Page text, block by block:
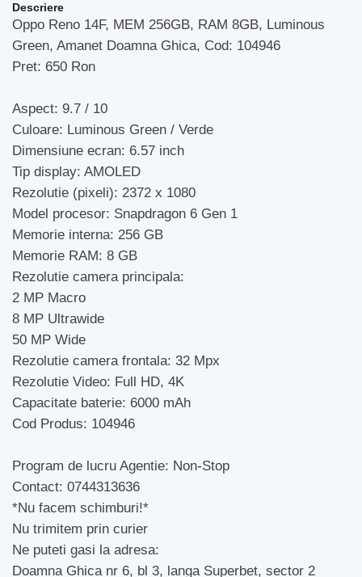
Descriere
Oppo Reno 14F, MEM 256GB, RAM 8GB, Luminous
Green, Amanet Doamna Ghica, Cod: 104946
Pret: 650 Ron
Aspect: 9.7 / 10
Culoare: Luminous Green / Verde
Dimensiune ecran: 6.57 inch
Tip display: AMOLED
Rezolutie (pixeli): 2372 x 1080
Model procesor: Snapdragon 6 Gen 1
Memorie interna: 256 GB
Memorie RAM: 8 GB
Rezolutie camera principala:
2 MP Macro
8 MP Ultrawide
50 MP Wide
Rezolutie camera frontala: 32 Mpx
Rezolutie Video: Full HD, 4K
Capacitate baterie: 6000 mAh
Cod Produs: 104946
Program de lucru Agentie: Non-Stop
Contact: 0744313636
*Nu facem schimburi!*
Nu trimitem prin curier
Ne puteti gasi la adresa:
Doamna Ghica nr 6, bl 3, langa Superbet, sector 2